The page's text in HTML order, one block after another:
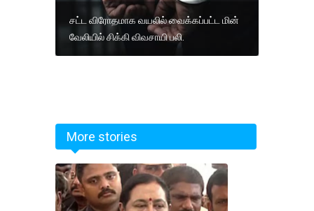
சட்ட விரோதமாக வயலில் வைக்கப்பட்ட மின்
வேலியில் சிக்கி விவசாயி பலி.
More stories